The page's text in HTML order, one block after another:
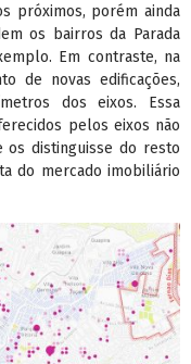
próximos, porém ainda
os bairros da Parada
Em contraste, na
de novas edificações,
dos eixos. Essa
pelos eixos não
os distinguisse do resto
do mercado imobiliário